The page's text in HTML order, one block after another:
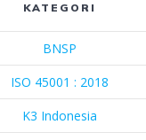
KATEGORI
BNSP
ISO 45001 : 2018
K3 Indonesia